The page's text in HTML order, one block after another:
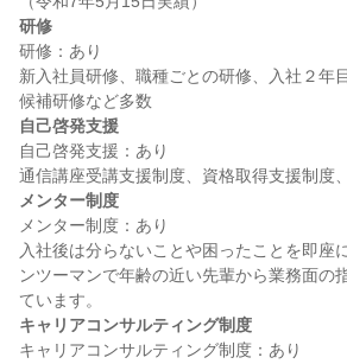
研修
研修：あり
新入社員研修、職種ごとの研修、入社２年
自己啓発支援
自己啓発支援：あり
メンター制度
メンター制度：あり
入社後は分らないことや困ったことを即座
ンツーマンで年齢の近い先輩から業務面の
キャリアコンサルティング制度
キャリアコンサルティング制度：あり